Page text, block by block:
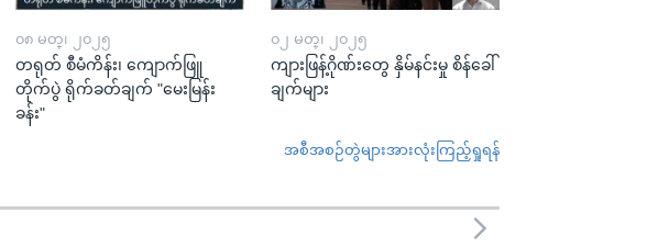
၀၈ မတ္၊ ၂၀၂၅
တရုတ် စီမံကိန်း၊ ကျောက်ဖြူ
တိုက်ပွဲ ရိုက်ခတ်ချက် "မေးမြန်း
ခန်း"
၀၂ မတ္၊ ၂၀၂၅
ကျားဖြန့်ဂိုဏ်းတွေ နှိမ်နင်းမှု စိန်ခေါ်
ချက်များ
အစီအစဉ်တွဲများအားလုံးကြည့်ရှုရန်